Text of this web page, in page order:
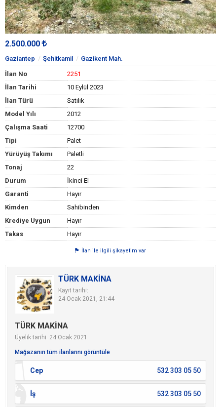
2.500.000
Gaziantep Şehitkamil Gazikent Mah.
İlan No
2251
İlan Tarihi
10 Eylül 2023
İlan Türü
Satılık
Model Yılı
2012
Çalışma Saati
12700
Tipi
Palet
Yürüyüş Takımı
Paletli
Tonaj
22
Durum
İkinci El
Garanti
Hayır
Kimden
Sahibinden
Krediye Uygun
Hayır
Takas
Hayır
İlan ile ilgili şikayetim var
TÜRK MAKİNA
Kayıt tarihi:
24 Ocak 2021, 21:44
TÜRK MAKİNA
Üyelik tarihi: 24 Ocak 2021
Mağazanın tüm ilanlarını görüntüle
Cep 532 303 05 50
İş 532 303 05 50